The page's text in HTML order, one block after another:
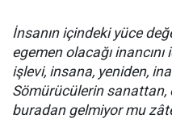
İnsanın içindeki yüce
egemen olacağı
işlevi, insana, yeniden,
Sömürücülerin sanattan,
buradan gelmiyor mu